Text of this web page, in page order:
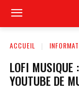
ACCUEIL
LOFI MUSIQUE
YOUTUBE DE